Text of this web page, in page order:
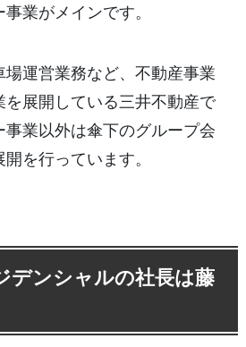
業がメインです。
場運営業務など、不動産事業
展開している三井不動産で
業以外は傘下のグループ会
を行っています。
デンシャルの社長は藤